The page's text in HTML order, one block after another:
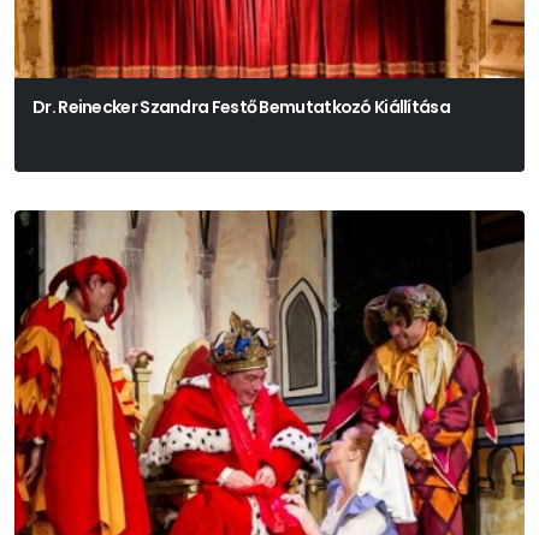
Dr. Reinecker Szandra Festő Bemutatkozó Kiállítása